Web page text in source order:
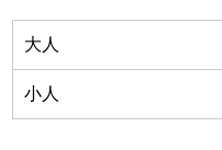
大人
小人